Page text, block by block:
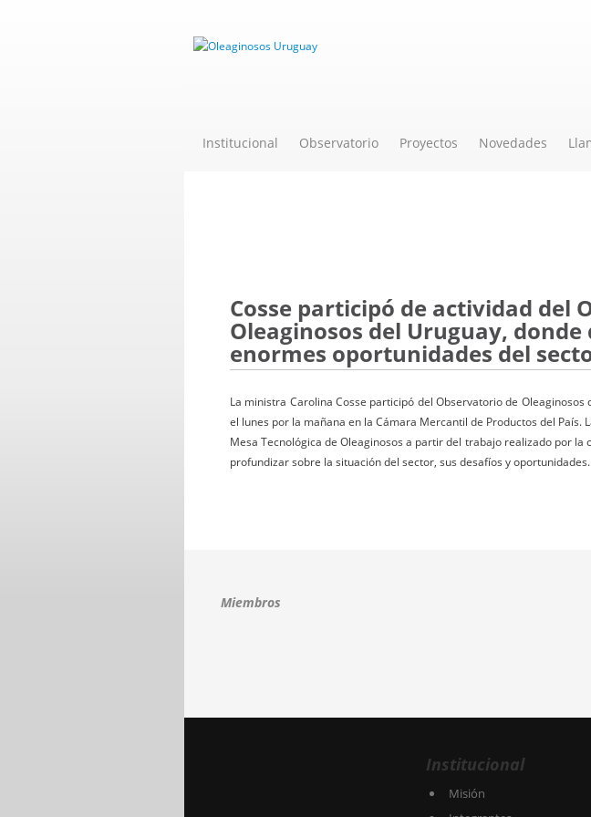
Institucional Observatorio Proyectos Novedades
Cosse participó de actividad del
Oleaginosos del Uruguay, donde
enormes oportunidades del
La ministra Carolina Cosse participó del Observatorio de Oleaginosos
el lunes por la mañana en la Cámara Mercantil de Productos del País.
Mesa Tecnológica de Oleaginosos a partir del trabajo realizado por
profundizar sobre la situación del sector, sus desafíos y oportunidades.
Miembros
Institucional
Misión